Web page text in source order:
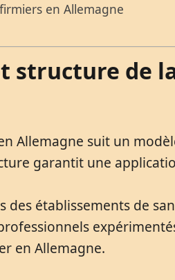
en Allemagne
structure de
Allemagne suit un
garantit une
établissements de
en Allemagne.